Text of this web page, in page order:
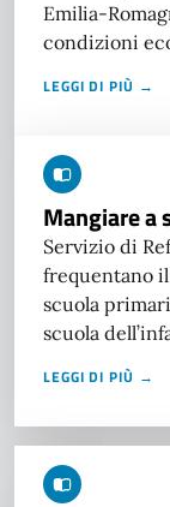
Emilia-
condizioni
LEGGI DI PIÙ →
Mangiare a
Servizio di
frequentano
scuola
scuola
LEGGI DI PIÙ →